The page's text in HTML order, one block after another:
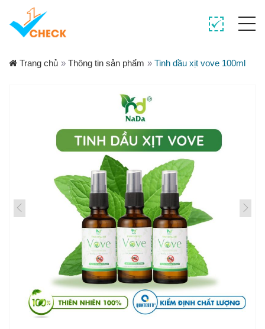
Trang chủ » Thông tin sản phẩm » Tinh dầu xịt vove 100ml